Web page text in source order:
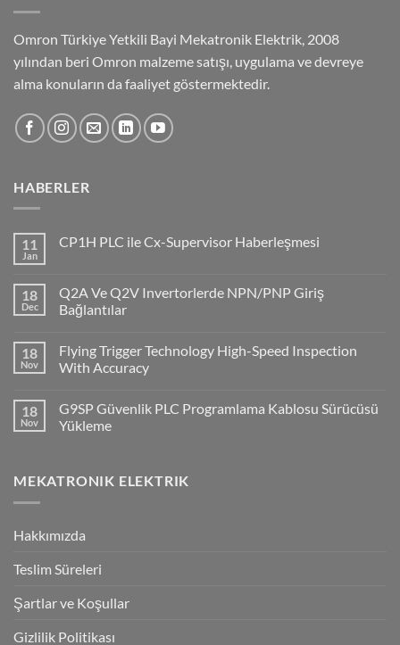
Omron Türkiye Yetkili Bayi Mekatronik Elektrik, 2008
yılından beri Omron malzeme satışı, uygulama ve devreye
alma konuların da faaliyet göstermektedir.
HABERLER
11
Jan
CP1H PLC ile Cx-Supervisor Haberleşmesi
CP1H
PLC
ile
Haberleşmesi
18
Dec
Q2A Ve Q2V Invertorlerde NPN/PNP Giriş
Bağlantılar
on
Q2A
Ve
NPN/PNP
Giriş
Bağlantılar
18
Nov
Flying Trigger Technology High-Speed Inspection
With Accuracy
on
Flying
Trigger
Inspection
With
18
Nov
G9SP Güvenlik PLC Programlama Kablosu Sürücüsü
Yükleme
G9SP
Güvenlik
Sürücüsü
MEKATRONIK ELEKTRIK
Hakkımızda
Teslim Süreleri
Şartlar ve Koşullar
Gizlilik Politikası